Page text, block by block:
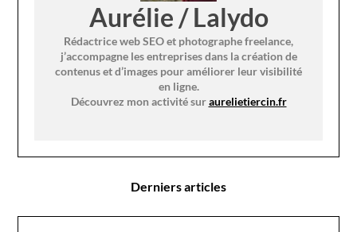
Aurélie / Lalydo
Rédactrice web SEO et photographe freelance,
j’accompagne les entreprises dans la création de
contenus et d’images pour améliorer leur visibilité
en ligne.
Découvrez mon activité suraurelietiercin.fr
Derniers articles